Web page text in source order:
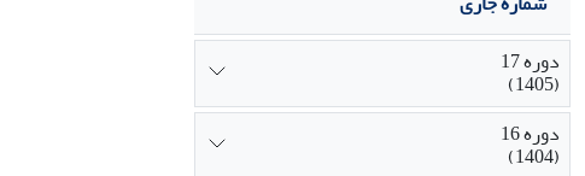
دوره 17
(1405)
دوره 16
(1404)